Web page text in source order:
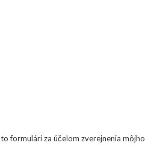
formulári za účelom zverejnenia môjho